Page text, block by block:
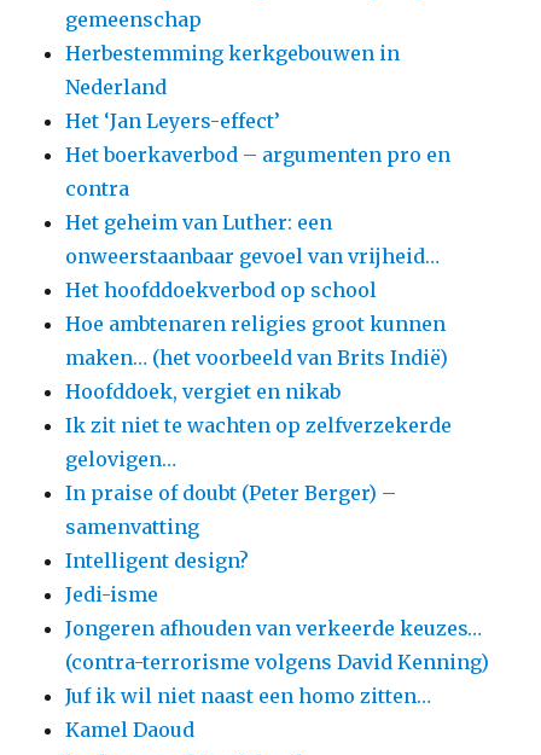
gemeenschap
Herbestemming kerkgebouwen in
Nederland
Het ‘Jan Leyers-effect’
Het boerkaverbod – argumenten pro en
contra
Het geheim van Luther: een
onweerstaanbaar gevoel van vrijheid…
Het hoofddoekverbod op school
Hoe ambtenaren religies groot kunnen
maken… (het voorbeeld van Brits Indië)
Hoofddoek, vergiet en nikab
Ik zit niet te wachten op zelfverzekerde
gelovigen…
In praise of doubt (Peter Berger) –
samenvatting
Intelligent design?
Jedi-isme
Jongeren afhouden van verkeerde keuzes…
(contra-terrorisme volgens David Kenning)
Juf ik wil niet naast een homo zitten…
Kamel Daoud